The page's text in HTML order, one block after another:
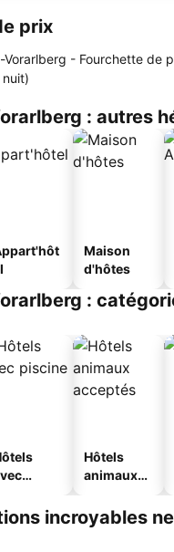
prix
Vorarlberg - Fourchette de
: autres
Maison
d'hôtes
:
Hôtels
animaux
incroyables